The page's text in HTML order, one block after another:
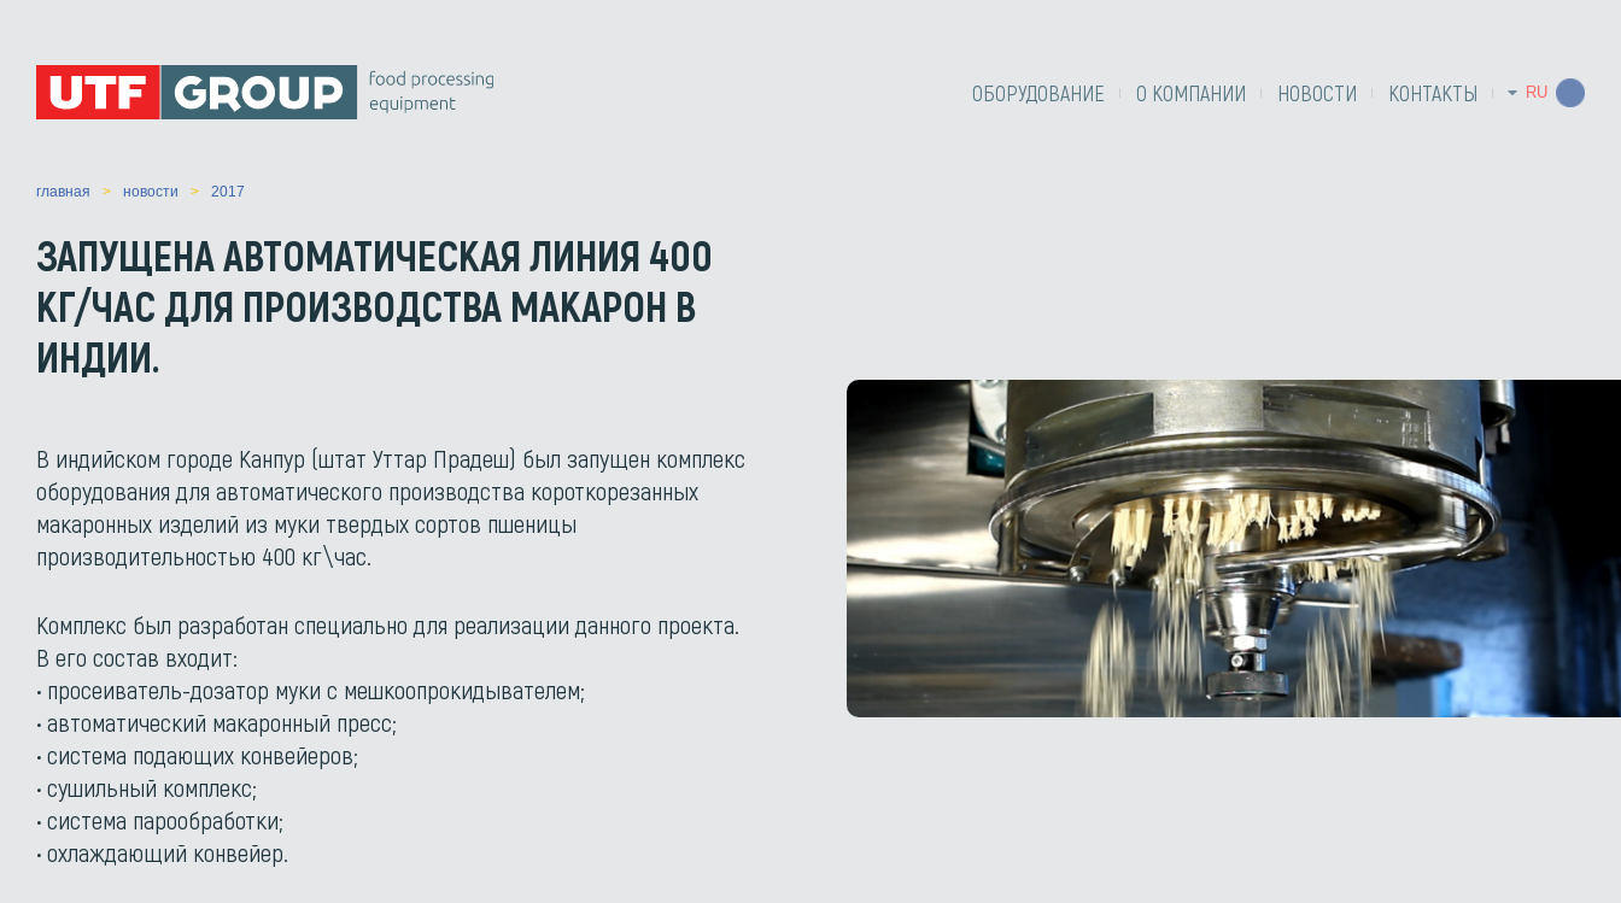
ОБОРУДОВАНИЕ О КОМПАНИИ НОВОСТИ КОНТАКТЫ RU
главная новости 2017
ЗАПУЩЕНА АВТОМАТИЧЕСКАЯ ЛИНИЯ 400
КГ/ЧАС ДЛЯ ПРОИЗВОДСТВА МАКАРОН В
ИНДИИ.
В индийском городе Канпур (штат Уттар Прадеш) был запущен комплекс
оборудования для автоматического производства короткорезанных
макаронных изделий из муки твердых сортов пшеницы
производительностью 400 кг\час.
Комплекс был разработан специально для реализации данного проекта.
В его состав входит:
• просеиватель-дозатор муки с мешкоопрокидывателем;
• автоматический макаронный пресс;
• система подающих конвейеров;
• сушильный комплекс;
• система парообработки;
• охлаждающий конвейер.